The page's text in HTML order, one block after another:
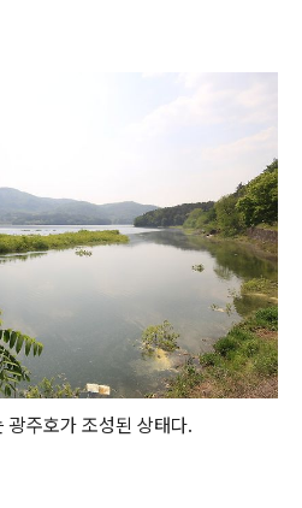
광주호가 조성된 상태다.